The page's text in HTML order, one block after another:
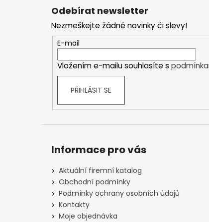
Odebírat newsletter
Nezmeškejte žádné novinky či slevy!
E-mail
Vložením e-mailu souhlasíte s
PŘIHLÁSIT SE
Informace pro vás
Aktuální firemní katalog
Obchodní podmínky
Podmínky ochrany osobních údajů
Kontakty
Moje objednávka